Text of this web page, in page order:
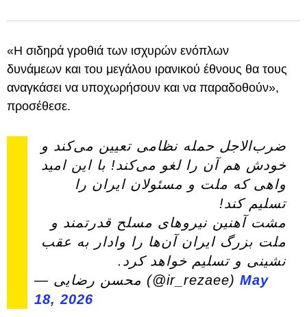
«Η σιδηρά γροθιά των ισχυρών ενόπλων
δυνάμεων και του μεγάλου ιρανικού έθνους θα τους
αναγκάσει να υποχωρήσουν και να παραδοθούν»,
προσέθεσε.
ضرب‌الاجل حمله نظامی تعیین می‌کند و
خودش هم آن را لغو می‌کند! با این امید
واهی که ملت و مسئولان ایران را
تسلیم کند!
مشت آهنین نیروهای مسلح قدرتمند و
ملت بزرگ ایران آن‌ها را وادار به عقب
نشینی و تسلیم خواهد کرد.
— محسن رضایی (@ir_rezaee) May
18, 2026